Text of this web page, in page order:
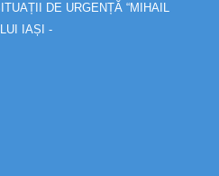
DE URGENȚĂ “MIHAIL
IAȘI -